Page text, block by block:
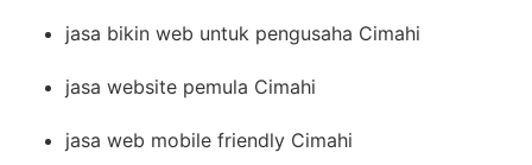
jasa bikin web untuk pengusaha Cimahi
jasa website pemula Cimahi
jasa web mobile friendly Cimahi